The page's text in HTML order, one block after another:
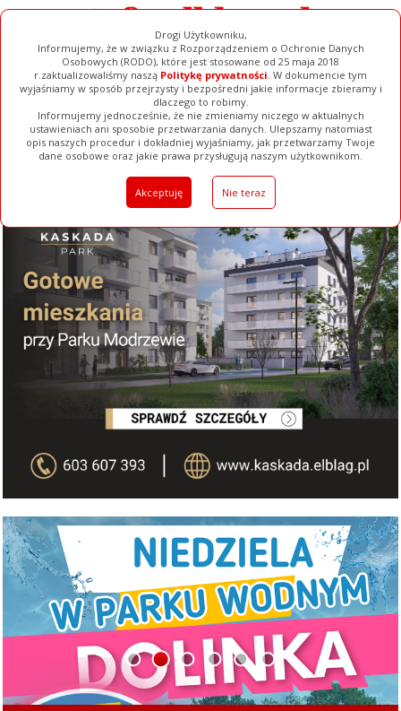
Drogi Użytkowniku,
Informujemy, że w związku z Rozporządzeniem o Ochronie Danych
Osobowych (RODO), które jest stosowane od 25 maja 2018
r.zaktualizowaliśmy naszą Politykę prywatności. W dokumencie tym
wyjaśniamy w sposób przejrzysty i bezpośredni jakie informacje zbieramy i
dlaczego to robimy.
Informujemy jednocześnie, że nie zmieniamy niczego w aktualnych
ustawieniach ani sposobie przetwarzania danych. Ulepszamy natomiast
opis naszych procedur i dokładniej wyjaśniamy, jak przetwarzamy Twoje
dane osobowe oraz jakie prawa przysługują naszym użytkownikom.
Akceptuję Nie teraz
Ogłoszenia Filmy Galerie Baza Firm Pełna Wersja
1 2 3 4 5 6